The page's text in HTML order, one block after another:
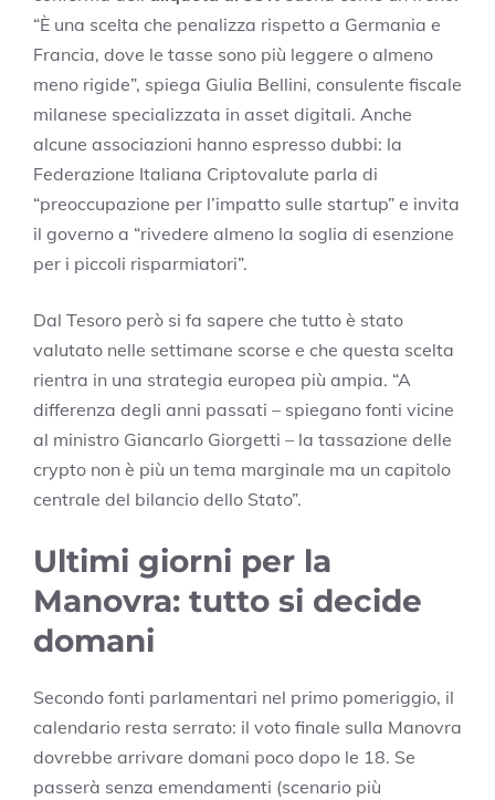
“È una scelta che penalizza rispetto a Germania e
Francia, dove le tasse sono più leggere o almeno
meno rigide”, spiega Giulia Bellini, consulente fiscale
milanese specializzata in asset digitali. Anche
alcune associazioni hanno espresso dubbi: la
Federazione Italiana Criptovalute parla di
“preoccupazione per l’impatto sulle startup” e invita
il governo a “rivedere almeno la soglia di esenzione
per i piccoli risparmiatori”.
Dal Tesoro però si fa sapere che tutto è stato
valutato nelle settimane scorse e che questa scelta
rientra in una strategia europea più ampia. “A
differenza degli anni passati – spiegano fonti vicine
al ministro Giancarlo Giorgetti – la tassazione delle
crypto non è più un tema marginale ma un capitolo
centrale del bilancio dello Stato”.
Ultimi giorni per la
Manovra: tutto si decide
domani
Secondo fonti parlamentari nel primo pomeriggio, il
calendario resta serrato: il voto finale sulla Manovra
dovrebbe arrivare domani poco dopo le 18. Se
passerà senza emendamenti (scenario più